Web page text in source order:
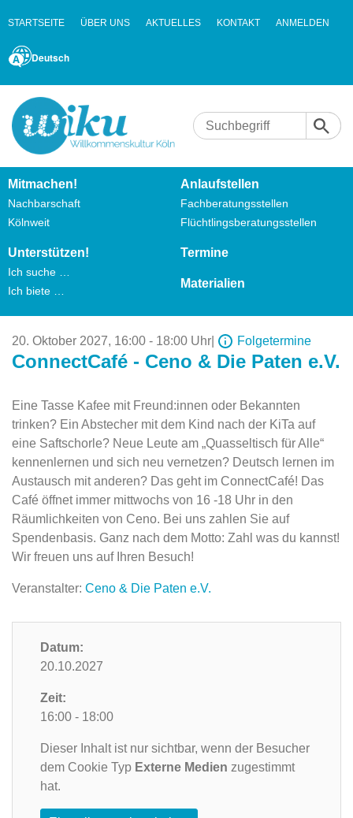
STARTSEITE ÜBER UNS AKTUELLES KONTAKT ANMELDEN
Deutsch
Mitmachen!
Nachbarschaft
Kölnweit
Anlaufstellen
Fachberatungsstellen
Flüchtlingsberatungsstellen
Unterstützen!
Ich suche …
Ich biete …
Termine
Materialien
20. Oktober 2027, 16:00 - 18:00 Uhr Folgetermine
ConnectCafé - Ceno & Die Paten e.V.
Eine Tasse Kafee mit Freund:innen oder Bekannten
trinken? Ein Abstecher mit dem Kind nach der KiTa auf
eine Saftschorle? Neue Leute am „Quasseltisch für Alle“
kennenlernen und sich neu vernetzen? Deutsch lernen im
Austausch mit anderen? Das geht im ConnectCafé! Das
Café öffnet immer mittwochs von 16 -18 Uhr in den
Räumlichkeiten von Ceno. Bei uns zahlen Sie auf
Spendenbasis. Ganz nach dem Motto: Zahl was du kannst!
Wir freuen uns auf Ihren Besuch!
Veranstalter: Ceno & Die Paten e.V.
Datum:
20.10.2027
Zeit:
16:00 - 18:00
Dieser Inhalt ist nur sichtbar, wenn der Besucher
dem Cookie Typ Externe Medien zugestimmt
hat.